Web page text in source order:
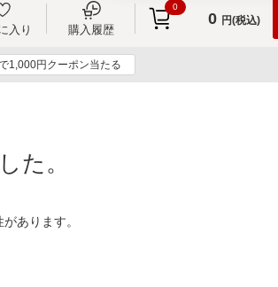
入り 購入履歴
0
0 円(税込)
1,000円クーポン当たる
た。
あります。